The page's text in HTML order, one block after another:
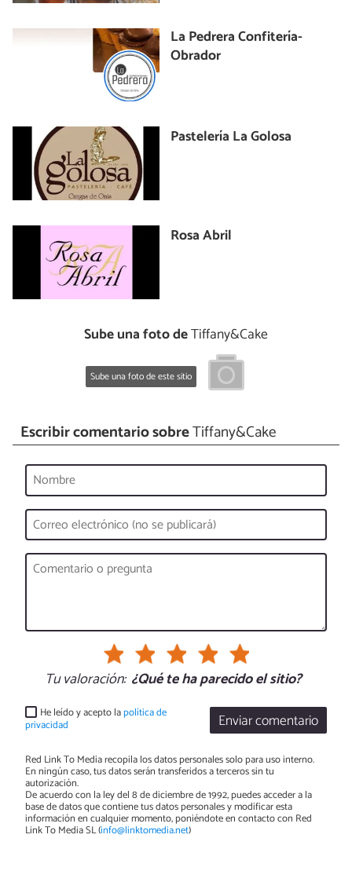
La Pedrera Confitería-
Obrador
Pastelería La Golosa
Rosa Abril
Sube una foto deTiffany&Cake
Sube una foto de este sitio
Escribir comentario sobreTiffany&Cake
Tu valoración: ¿Qué te ha parecido el sitio?
Enviar comentario
He leído y acepto lapolítica de
privacidad
Red Link To Media recopila los datos personales solo para uso interno.
En ningún caso, tus datos serán transferidos a terceros sin tu
autorización.
De acuerdo con la ley del 8 de diciembre de 1992, puedes acceder a la
base de datos que contiene tus datos personales y modificar esta
información en cualquier momento, poniéndote en contacto con Red
Link To Media SL (info@linktomedia.net)